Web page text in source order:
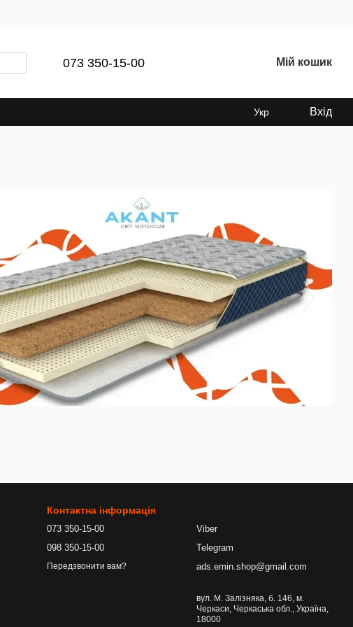
073 350-15-00 Мій кошик
Укр Вхід
Контактна інформація
073 350-15-00
098 350-15-00
Передзвонити вам?
Viber
Telegram
ads.emin.shop@gmail.com
вул. М. Залізняка, б. 146, м.
Черкаси, Черкаська обл., Україна,
18000